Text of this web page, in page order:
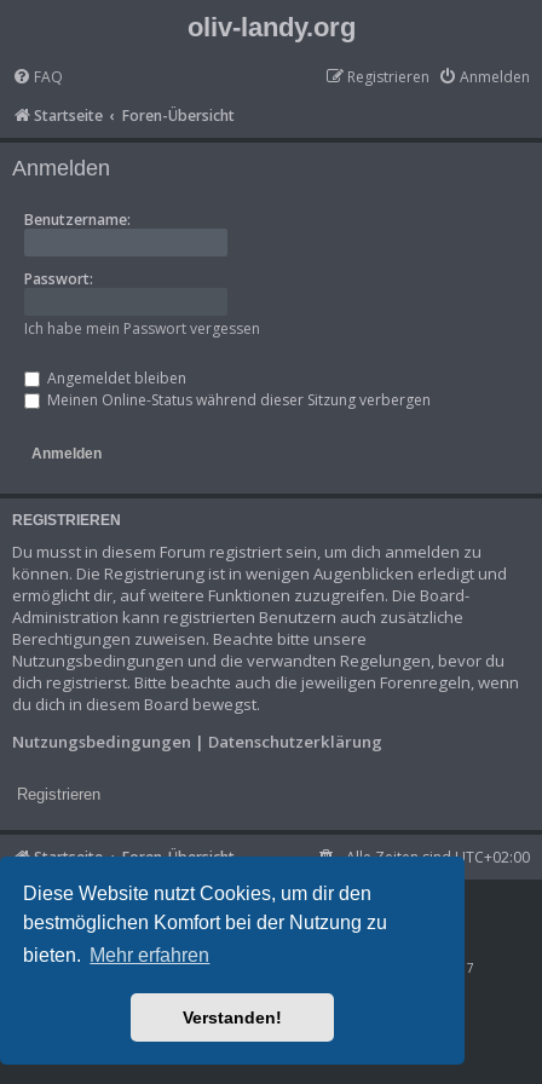
Diese Website nutzt Cookies, um dir den
bestmöglichen Komfort bei der Nutzung zu
bieten. Mehr erfahren
Verstanden!
oliv-landy.org
FAQ Anmelden
Registrieren
Startseite
Foren-Übersicht
Anmelden
Benutzername:
Passwort:
Ich habe mein Passwort vergessen
Angemeldet bleiben
Meinen Online-Status während dieser Sitzung verbergen
REGISTRIEREN
Du musst in diesem Forum registriert sein, um dich anmelden zu
können. Die Registrierung ist in wenigen Augenblicken erledigt und
ermöglicht dir, auf weitere Funktionen zuzugreifen. Die Board-
Administration kann registrierten Benutzern auch zusätzliche
Berechtigungen zuweisen. Beachte bitte unsere
Nutzungsbedingungen und die verwandten Regelungen, bevor du
dich registrierst. Bitte beachte auch die jeweiligen Forenregeln, wenn
du dich in diesem Board bewegst.
Nutzungsbedingungen | Datenschutzerklärung
Registrieren
Startseite Foren-Übersicht Alle Zeiten sindUTC+02:00
Powered byphpBB® Forum Software © phpBB Limited
Deutsche Übersetzung durchphpBB.de
Datenschutz
Time: 0.039s| Peak Memory Usage: 781.42 KiB | GZIP: Off | Queries: 7